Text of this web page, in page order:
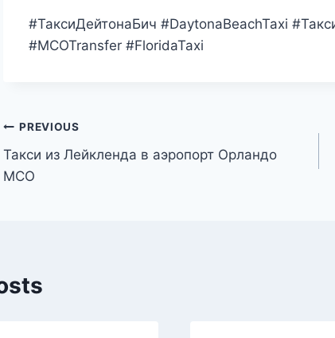
#ТаксиДейтонаБич #DaytonaBeachTaxi
#MCOTransfer #FloridaTaxi
Post
navigation
PREVIOUS
Такси из Лейкленда в аэропорт Орландо
MCO